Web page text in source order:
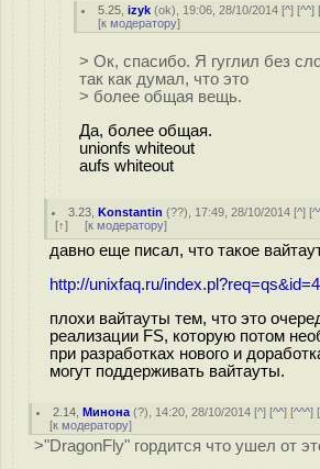
5.25 ,izyk (ok), 19:06, 28/10/2014 [^] [^^]
[к модератору]
> Ок, спасибо. Я гуглил без
так как думал, что это
> более общая вещь.
Да, более общая.
unionfs whiteout
aufs whiteout
3.23 ,Konstantin (??), 17:49, 28/10/2014 [^] [
[↑] [к модератору]
давно еще писал, что такое
http://unixfaq.ru/
плохи вайтауты тем, что это
реализации FS, которую потом
при разработках нового и
могут поддерживать вайтауты.
2.14 ,Минона (?), 14:20, 28/10/2014 [^] [^^] [^^^] [
[к модератору]
>"DragonFly" гордится что ушел от